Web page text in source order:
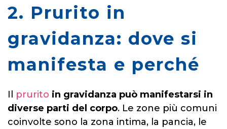
2. Prurito in
gravidanza: dove si
manifesta e perché
Il prurito in gravidanza può manifestarsi in
diverse parti del corpo. Le zone più comuni
coinvolte sono la zona intima, la pancia, le